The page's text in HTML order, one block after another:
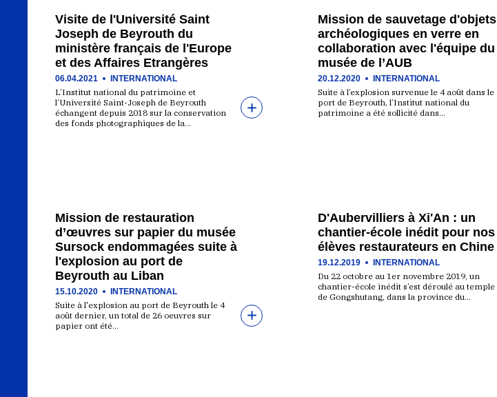
Visite de l'Université Saint
Joseph de Beyrouth du
ministère français de l'Europe
et des Affaires Etrangères
06.04.2021 INTERNATIONAL
L’Institut national du patrimoine et
l’Université Saint-Joseph de Beyrouth
échangent depuis 2018 sur la conservation
des fonds photographiques de la…
Mission de sauvetage d'objets
archéologiques en verre en
collaboration avec l'équipe du
musée de l’AUB
20.12.2020 INTERNATIONAL
Suite à l’explosion survenue le 4 août dans le
port de Beyrouth, l’Institut national du
patrimoine a été sollicité dans…
Mission de restauration
d’œuvres sur papier du musée
Sursock endommagées suite à
l'explosion au port de
Beyrouth au Liban
15.10.2020 INTERNATIONAL
Suite à l'explosion au port de Beyrouth le 4
août dernier, un total de 26 oeuvres sur
papier ont été…
D'Aubervilliers à Xi'An : un
chantier-école inédit pour nos
élèves restaurateurs en Chine
19.12.2019 INTERNATIONAL
Du 22 octobre au 1er novembre 2019, un
chantier-école inédit s’est déroulé au temple
de Gongshutang, dans la province du…